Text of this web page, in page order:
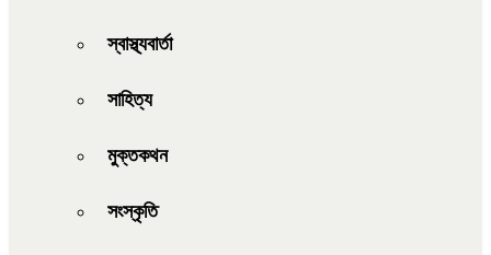
স্বাস্থ্যবার্তা
সাহিত্য
মুক্তকথন
সংস্কৃতি